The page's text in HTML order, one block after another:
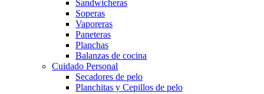
Sandwicheras
Soperas
Vaporeras
Paneteras
Planchas
Balanzas de cocina
Cuidado Personal
Secadores de pelo
Planchitas y Cepillos de pelo